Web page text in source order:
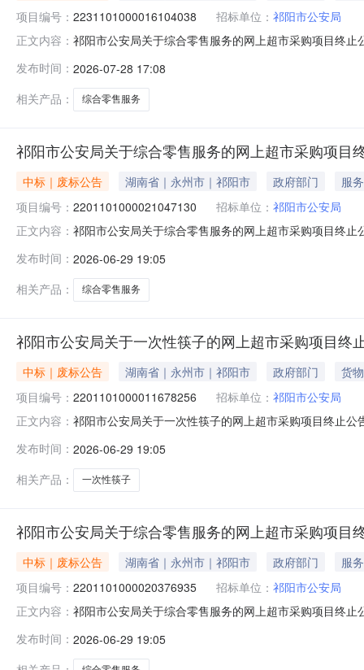
项目编号： 2231101000016104038 招标单位： 祁阳市公安局
正文内容： 祁阳市公安局关于综合零售服务的网上超市采购项目终
项：https://hunan.zcygov.cn
发布时间： 2026-07-28 17:08
相关产品：
综合零售服务
祁阳市公安局关于综合零售服务的网上超市采购项目
中标｜废标公告 湖南省｜永州市｜祁阳市 政府部门
服务
项目编号： 2201101000021047130 招标单位： 祁阳市公安局
正文内容： 祁阳市公安局关于综合零售服务的网上超市采购项目终
八、其他事项：https://hunan.zcygov.cn
发布时间： 2026-06-29 19:05
相关产品：
综合零售服务
祁阳市公安局关于一次性筷子的网上超市采购项目终
中标｜废标公告 湖南省｜永州市｜祁阳市 政府部门
货物
项目编号： 2201101000011678256 招标单位： 祁阳市公安局
正文内容： 祁阳市公安局关于一次性筷子的网上超市采购项目终止
事项：https://hunan.zcygov.cn
发布时间： 2026-06-29 19:05
相关产品：
一次性筷子
祁阳市公安局关于综合零售服务的网上超市采购项目
中标｜废标公告 湖南省｜永州市｜祁阳市 政府部门
服务
项目编号： 2201101000020376935 招标单位： 祁阳市公安局
正文内容： 祁阳市公安局关于综合零售服务的网上超市采购项目终
下单八、其他事项：https://hunan.zcygov.cn
发布时间： 2026-06-29 19:05